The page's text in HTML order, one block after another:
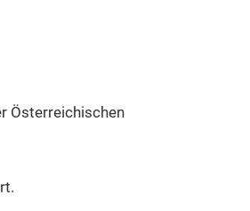
Österreichischen